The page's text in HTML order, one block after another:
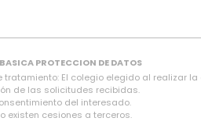
PROTECCION DE DATOS
tratamiento: El colegio elegido al realizar la
de las solicitudes recibidas.
del interesado.
existen cesiones a terceros.